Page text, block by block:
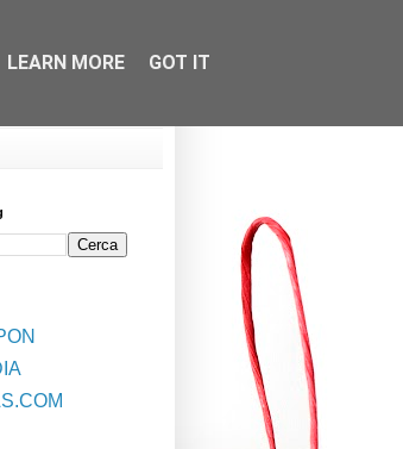
LEARN MORE GOT IT